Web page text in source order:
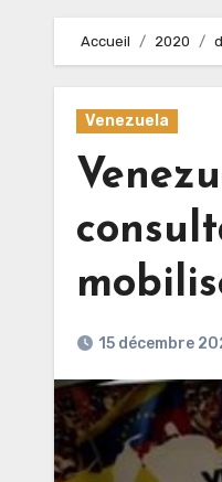
Accueil 2020
Venezuela
15 décembre